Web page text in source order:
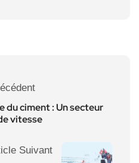
du ciment : Un secteur
vitesse
Suivant